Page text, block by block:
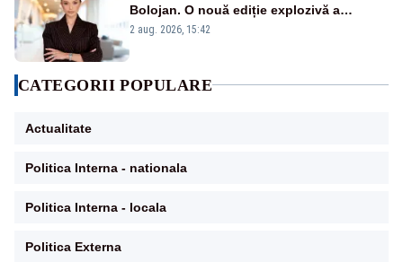
Bolojan. O nouă ediție explozivă a
emisiunii „Miza Zilei” la Realitatea PLUS
2 aug. 2026, 15:42
CATEGORII POPULARE
Actualitate
Politica Interna - nationala
Politica Interna - locala
Politica Externa